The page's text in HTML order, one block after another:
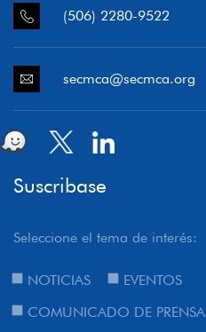
(506) 2280-9522
secmca@secmca.org
Suscribase
Seleccione el tema de interés:
NOTICIAS
EVENTOS
COMUNICADO DE PRENSA